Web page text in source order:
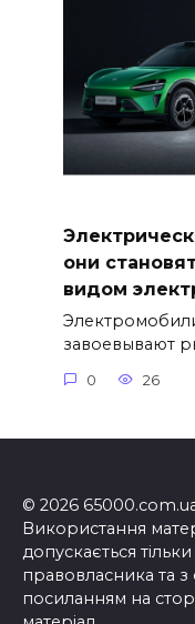
они
видом
завоевывают
0 26
© 2026
Використання
допускається
правовласника та
посиланням на